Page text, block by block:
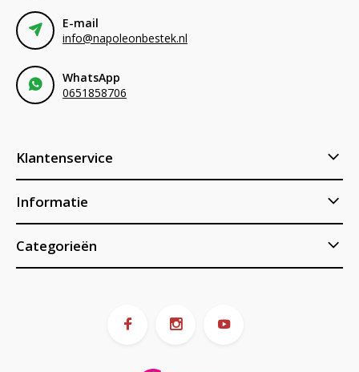
E-mail
info@napoleonbestek.nl
WhatsApp
0651858706
Klantenservice
Informatie
Categorieën